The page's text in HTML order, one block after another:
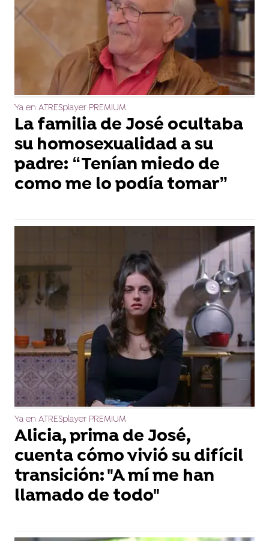
Ya en ATRESplayer PREMIUM
La familia de José ocultaba
su homosexualidad a su
padre: “Tenían miedo de
como me lo podía tomar”
Ya en ATRESplayer PREMIUM
Alicia, prima de José,
cuenta cómo vivió su difícil
transición: "A mí me han
llamado de todo"